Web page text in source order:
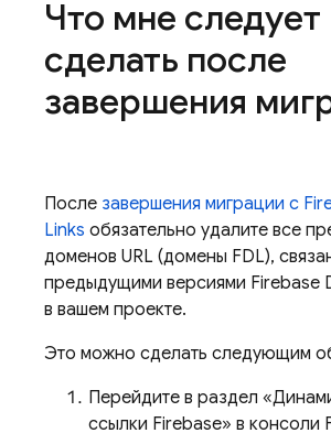
Что мне следует
сделать после
завершения
После завершения миграции с
Links обязательно удалите все
доменов URL (домены FDL),
предыдущими версиями Firebase
в вашем проекте.
Это можно сделать следующим
Перейдите в раздел
ссылки Firebase» в консоли